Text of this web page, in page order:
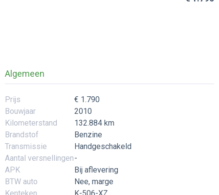
Algemeen
Prijs
€ 1.790
Bouwjaar
2010
Kilometerstand
132.884 km
Brandstof
Benzine
Transmissie
Handgeschakeld
Aantal versnellingen-
APK
Bij aflevering
BTW auto
Nee, marge